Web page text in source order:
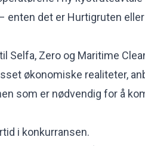
enten det er Hurtigruten
Selfa, Zero og Maritime
økonomiske realiteter,
som er nødvendig for å
i konkurransen.